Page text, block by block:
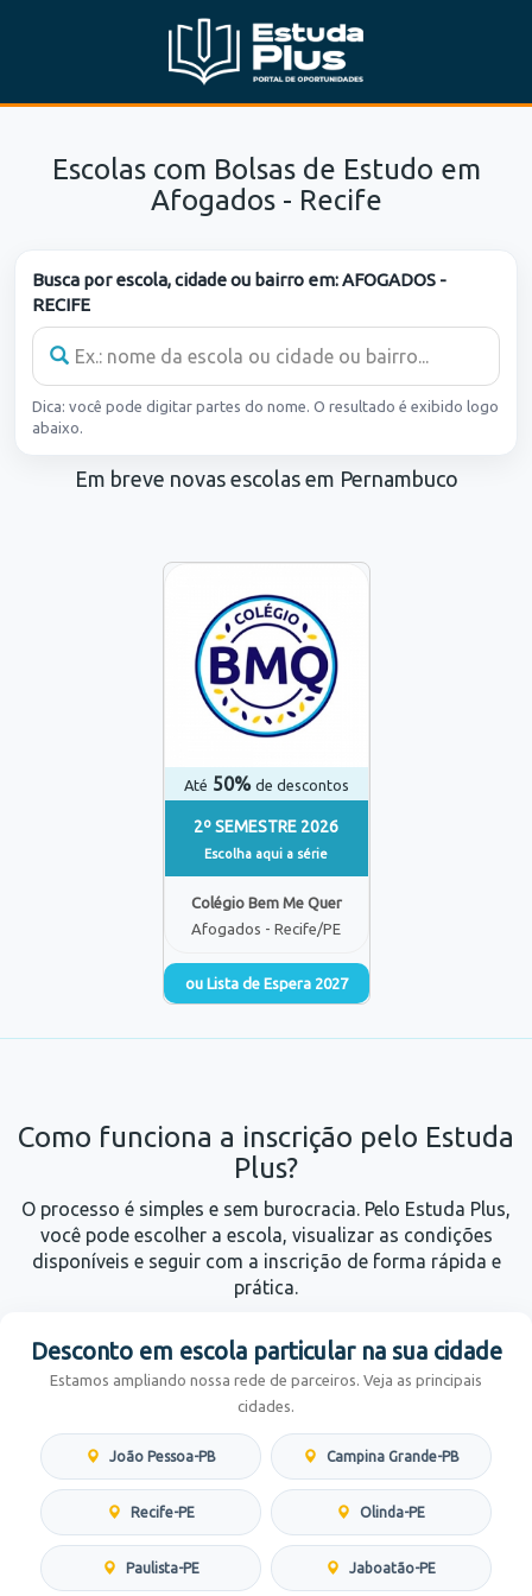
Escolas com Bolsas de Estudo em
Afogados - Recife
Busca por escola, cidade ou bairro em:AFOGADOS -
RECIFE
Dica: você pode digitar partes do nome. O resultado é exibido logo
abaixo.
Em breve novas escolas em Pernambuco
Até 50% de descontos
2º SEMESTRE 2026
Escolha aqui a série
Colégio Bem Me Quer
Afogados - Recife/PE
ou Lista de Espera 2027
Como funciona a inscrição pelo Estuda
Plus?
O processo é simples e sem burocracia. Pelo Estuda Plus,
você pode escolher a escola, visualizar as condições
disponíveis e seguir com a inscrição de forma rápida e
prática.
Desconto em escola particular na sua cidade
Estamos ampliando nossa rede de parceiros. Veja as principais
cidades.
João Pessoa-PB Campina Grande-PB
Recife-PE Olinda-PE
Paulista-PE Jaboatão-PE